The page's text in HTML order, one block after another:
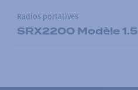
Radios portatives
SRX2200 Modèle 1.5